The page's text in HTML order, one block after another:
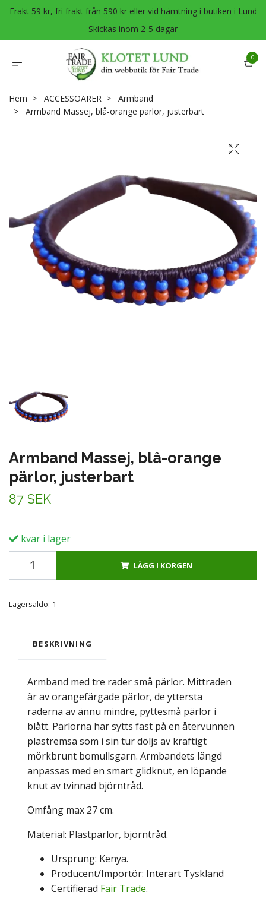
Frakt 59 kr, fri frakt från 590 kr eller vid hämtning i butiken i Lund
Skickas inom 2-5 dagar
0
Hem ACCESSOARER
Armband
Armband Massej, blå-orange pärlor, justerbart
Armband Massej, blå-orange
pärlor, justerbart
87 SEK
kvar i lager
LÄGG I KORGEN
Lagersaldo: 1
BESKRIVNING
Armband med tre rader små pärlor. Mittraden
är av orangefärgade pärlor, de yttersta
raderna av ännu mindre, pyttesmå pärlor i
blått. Pärlorna har sytts fast på en återvunnen
plastremsa som i sin tur döljs av kraftigt
mörkbrunt bomullsgarn. Armbandets längd
anpassas med en smart glidknut, en löpande
knut av tvinnad björntråd.
Omfång max 27 cm.
Material: Plastpärlor, björntråd.
Ursprung: Kenya.
Producent/Importör: Interart Tyskland
Certifierad Fair Trade.